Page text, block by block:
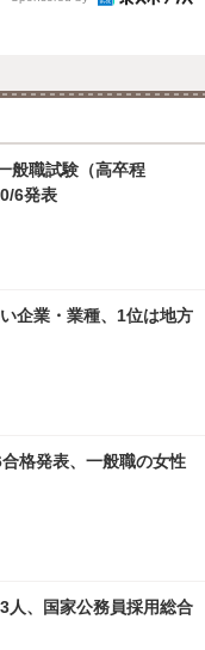
般職試験（高卒程
6発表
企業・業種、1位は地方
格発表、一般職の女性
人、国家公務員採用総合